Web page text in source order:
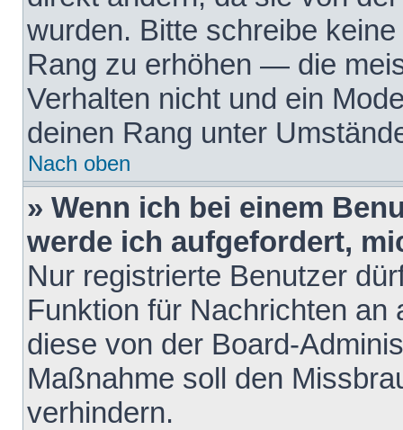
wurden. Bitte schreibe
Rang zu erhöhen — die
Verhalten nicht und ein
deinen Rang unter
Nach oben
» Wenn ich bei einem
werde ich aufgefordert,
Nur registrierte Benutzer
Funktion für Nachrichten
diese von der Board-
Maßnahme soll den
verhindern.